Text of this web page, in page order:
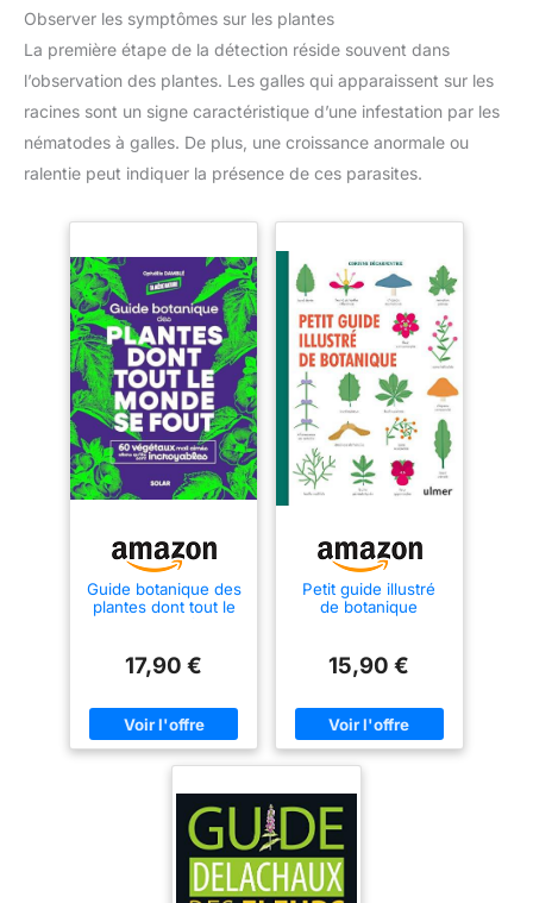
Observer les symptômes sur les plantes
La première étape de la détection réside souvent dans
l’observation des plantes. Les galles qui apparaissent sur les
racines sont un signe caractéristique d’une infestation par les
nématodes à galles. De plus, une croissance anormale ou
ralentie peut indiquer la présence de ces parasites.
Guide botanique des
plantes dont tout le
17,90 €
Petit guide illustré
de botanique
15,90 €